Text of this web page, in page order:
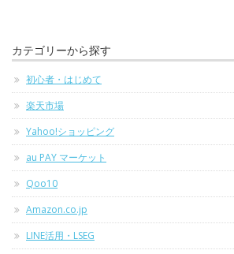
カテゴリーから探す
初心者・はじめて
楽天市場
Yahoo!ショッピング
au PAY マーケット
Qoo10
Amazon.co.jp
LINE活用・LSEG